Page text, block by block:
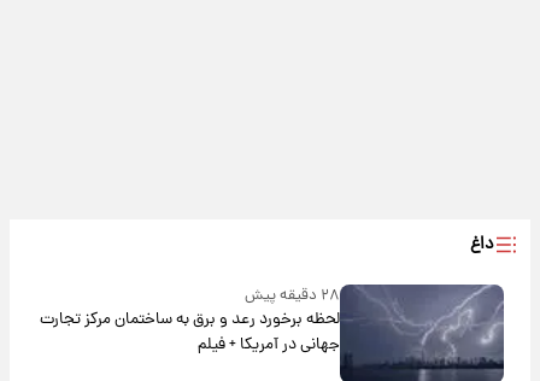
داغ
۲۸ دقیقه پیش
لحظه برخورد رعد و برق به ساختمان مرکز تجارت
جهانی در آمریکا + فیلم